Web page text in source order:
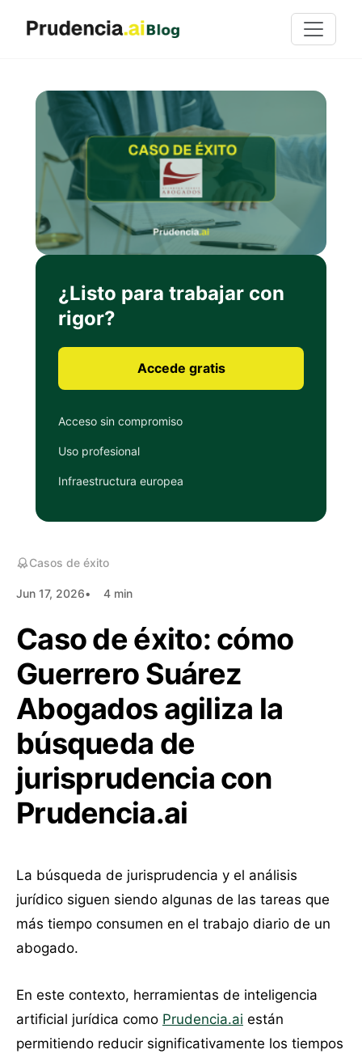
¿Listo para trabajar con
rigor?
Accede gratis
Acceso sin compromiso
Uso profesional
Infraestructura europea
Casos de éxito
Jun 17, 2026 4 min
Caso de éxito: cómo
Guerrero Suárez
Abogados agiliza la
búsqueda de
jurisprudencia con
Prudencia.ai
La búsqueda de jurisprudencia y el análisis
jurídico siguen siendo algunas de las tareas que
más tiempo consumen en el trabajo diario de un
abogado.
En este contexto, herramientas de inteligencia
artificial jurídica como Prudencia.ai están
permitiendo reducir significativamente los tiempos